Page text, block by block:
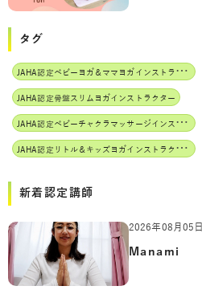
タグ
J
AHA認定ベビーヨガ＆ママヨガインストラクター
JAHA認定骨盤スリムヨガインストラクター
J
AHA認定ベビーチャクラマッサージインストラクター
J
AHA認定リトル＆キッズヨガインストラクター
新着認定講師
2026年08月05日
Manami